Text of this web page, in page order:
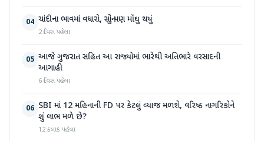
04 ચાંદીના ભાવમાં વધારો, સોનું પણ મોંઘુ થયું
2 દિવસ પહેલા
05 આજે ગુજરાત સહિત આ રાજ્યોમાં ભારેથી અતિભારે વરસાદની
આગાહી
6 દિવસ પહેલા
06 SBI માં 12 મહિનાની FD પર કેટલું વ્યાજ મળશે, વરિષ્ઠ નાગરિકોને
શું લાભ મળે છે?
12 કલાક પહેલા